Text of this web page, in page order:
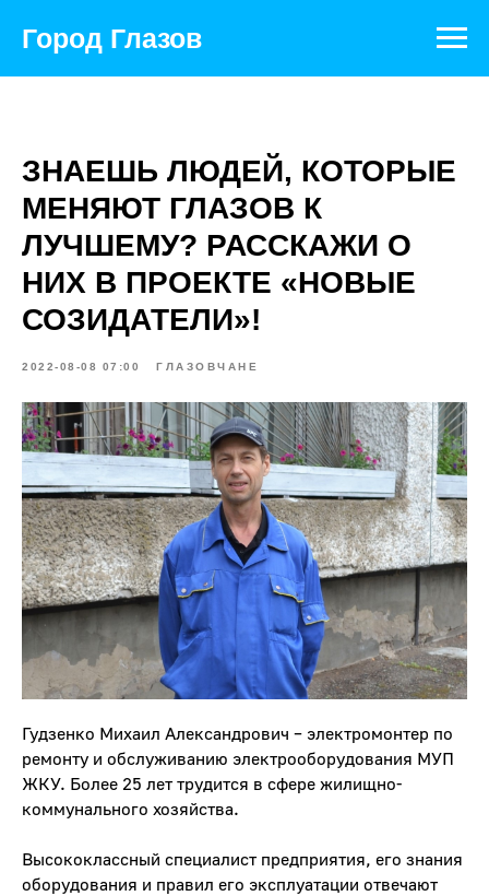
Город Глазов
ЗНАЕШЬ ЛЮДЕЙ, КОТОРЫЕ
МЕНЯЮТ ГЛАЗОВ К
ЛУЧШЕМУ? РАССКАЖИ О
НИХ В ПРОЕКТЕ «НОВЫЕ
СОЗИДАТЕЛИ»!
2022-08-08 07:00 ГЛАЗОВЧАНЕ
Гудзенко Михаил Александрович – электромонтер по
ремонту и обслуживанию электрооборудования МУП
ЖКУ. Более 25 лет трудится в сфере жилищно-
коммунального хозяйства.
Высококлассный специалист предприятия, его знания
оборудования и правил его эксплуатации отвечают